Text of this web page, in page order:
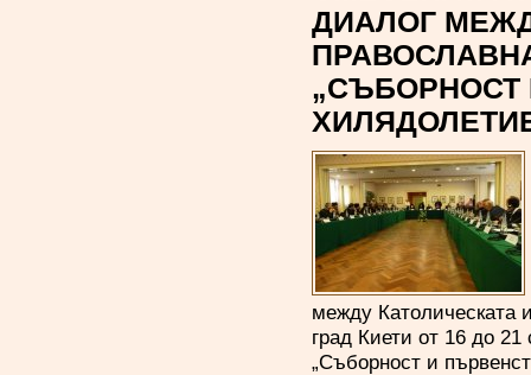
ДИАЛОГ
„СЪБОРНОСТ
между Католическата
град Киети от 16 до
„Съборност и